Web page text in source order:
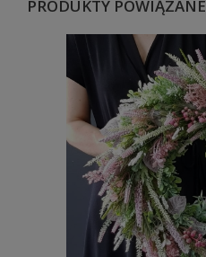
PRODUKTY POWIĄZANE